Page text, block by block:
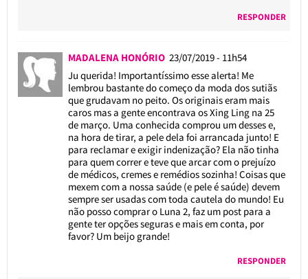
RESPONDER
MADALENA HONÓRIO 23/07/2019 - 11h54
Ju querida! Importantíssimo esse alerta! Me
lembrou bastante do começo da moda dos sutiãs
que grudavam no peito. Os originais eram mais
caros mas a gente encontrava os Xing Ling na 25
de março. Uma conhecida comprou um desses e,
na hora de tirar, a pele dela foi arrancada junto! E
para reclamar e exigir indenização? Ela não tinha
para quem correr e teve que arcar com o prejuízo
de médicos, cremes e remédios sozinha! Coisas que
mexem com a nossa saúde (e pele é saúde) devem
sempre ser usadas com toda cautela do mundo! Eu
não posso comprar o Luna 2, faz um post para a
gente ter opções seguras e mais em conta, por
favor? Um beijo grande!
RESPONDER